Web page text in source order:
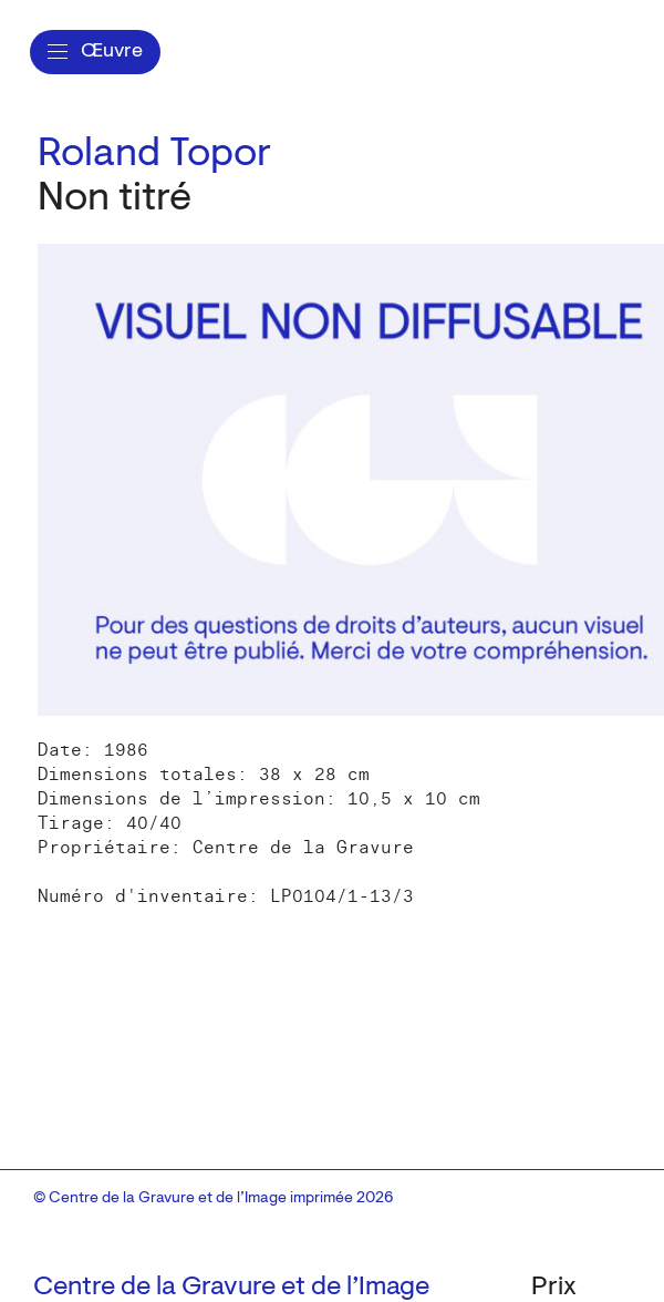
Œuvre
Roland Topor
Non titré
Date: 1986
Dimensions totales: 38 x 28 cm
Dimensions de l’impression: 10,5 x 10 cm
Tirage: 40/40
Propriétaire: Centre de la Gravure
Numéro d'inventaire: LP0104/1-13/3
Centre de la Gravure et de l’Image
Prix
© Centre de la Gravure et de l’Image imprimée 2026